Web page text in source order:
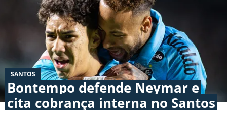
SANTOS
Bontempo defende Neymar e
cita cobrança interna no Santos